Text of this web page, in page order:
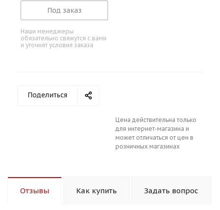
Под заказ
Наши менеджеры
обязательно свяжутся с вами
и уточнят условия заказа
Поделиться
Цена действительна только
для интернет-магазина и
может отличаться от цен в
розничных магазинах
Отзывы Как купить Задать вопрос